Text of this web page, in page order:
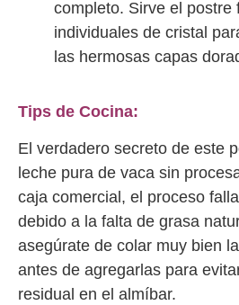
completo. Sirve el postre
individuales de cristal
las hermosas capas
Tips de Cocina:
El verdadero secreto de este
leche pura de vaca sin
caja comercial, el proceso
debido a la falta de grasa
asegúrate de colar muy bien
antes de agregarlas para
residual en el almíbar.